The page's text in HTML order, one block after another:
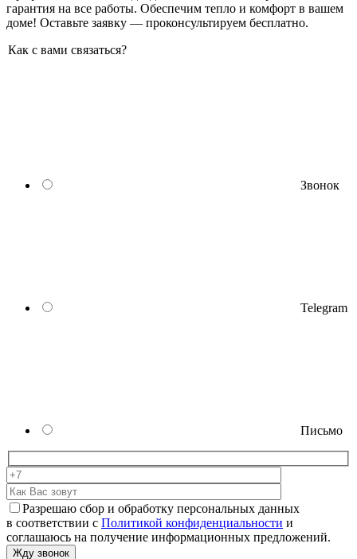
гарантия на все работы. Обеспечим тепло и комфорт в вашем
доме! Оставьте заявку — проконсультируем бесплатно.
Как с вами связаться?
Звонок
Telegram
Письмо
Разрешаю сбор и обработку персональных данных
в соответствии с Политикой конфиденциальности и
соглашаюсь на получение информационных предложений.